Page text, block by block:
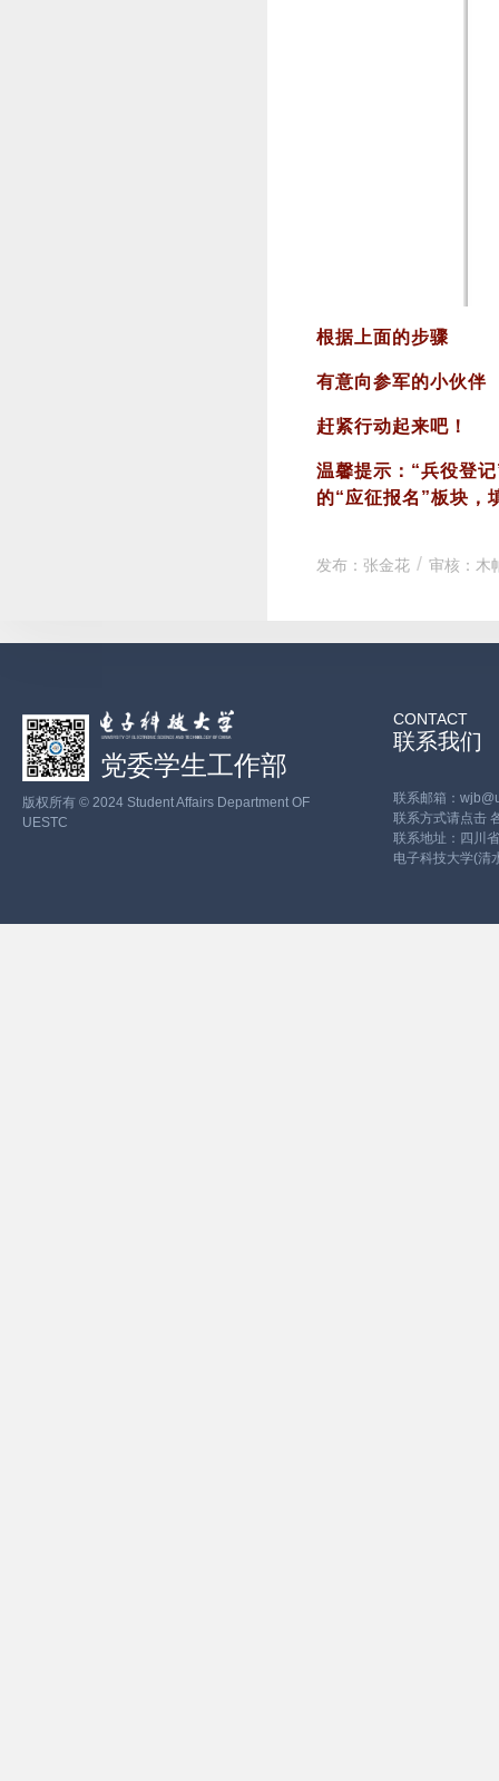
根据上面的步骤
有意向参军的小伙伴
赶紧行动起来吧！
温馨提示：“兵役登
的“应征报名”板块，
发布：张金花 审核：木
党委学生工作部
版权所有 © 2024 Student Affairs Department OF
UESTC
CONTACT
联系我们
联系邮箱：
联系方式请点击
联系地址：四川
电子科技大学(清